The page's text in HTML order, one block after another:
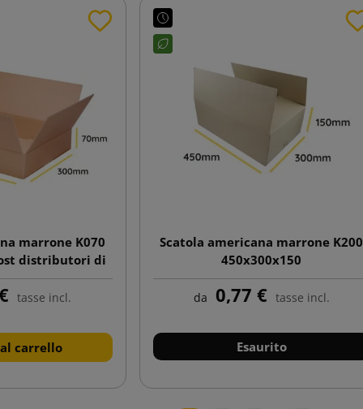
marrone K070
distributori di
A
tasse incl.
carrello
Scatola americana marrone K200
450x300x150
da 0,77 € tasse incl.
Esaurito